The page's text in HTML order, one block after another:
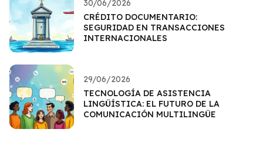
30/06/2026
CRÉDITO DOCUMENTARIO:
SEGURIDAD EN TRANSACCIONES
INTERNACIONALES
29/06/2026
TECNOLOGÍA DE ASISTENCIA
LINGÜÍSTICA: EL FUTURO DE LA
COMUNICACIÓN MULTILINGÜE